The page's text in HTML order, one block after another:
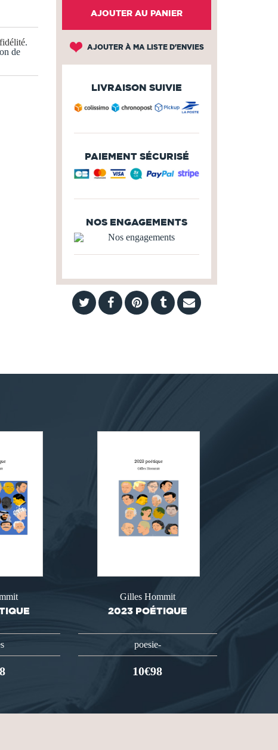
.
de
AJOUTER AU PANIER
AJOUTER À MA LISTE D'ENVIES
LIVRAISON SUIVIE
PAIEMENT SÉCURISÉ
NOS ENGAGEMENTS
Gilles Hommit
2023 POÉTIQUE
poesie-
10€98